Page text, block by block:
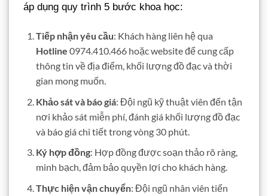
áp dụng quy trình 5 bước khoa học:
Tiếp nhận yêu cầu: Khách hàng liên hệ qua
Hotline 0974.410.466 hoặc website để cung cấp
thông tin về địa điểm, khối lượng đồ đạc và thời
gian mong muốn.
Khảo sát và báo giá: Đội ngũ kỹ thuật viên đến tận
nơi khảo sát miễn phí, đánh giá khối lượng đồ đạc
và báo giá chi tiết trong vòng 30 phút.
Ký hợp đồng: Hợp đồng được soạn thảo rõ ràng,
minh bạch, đảm bảo quyền lợi cho khách hàng.
Thực hiện vận chuyển: Đội ngũ nhân viên tiến